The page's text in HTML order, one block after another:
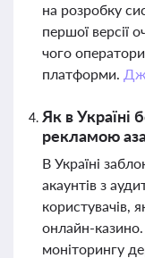
на розробку
першої версії
чого
платформи.
Як в Україні
рекламою
В Україні
акаунтів з
користувачів,
онлайн-
моніторингу